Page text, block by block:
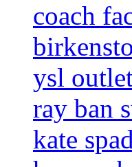
coach
ysl
ray ban
kate